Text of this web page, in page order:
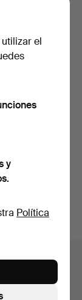
de
el
y
Política